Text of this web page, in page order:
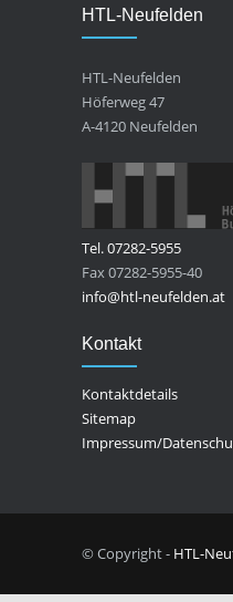
HTL-Neufelden
HTL-Neufelden
Höferweg 47
A-4120 Neufelden
Tel. 07282-5955
Fax 07282-5955-40
info@htl-neufelden.at
Kontakt
Kontaktdetails
Sitemap
Impressum/
© Copyright - HTL-